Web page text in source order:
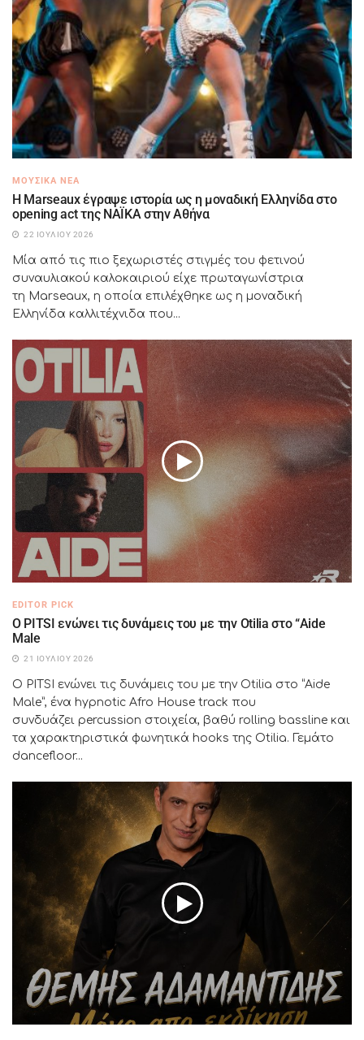
ΜΟΥΣΙΚΆ ΝΈΑ
H Marseaux έγραψε ιστορία ως η μοναδική Ελληνίδα στο
opening act της NAÏKA στην Αθήνα
22 ΙΟΥΛΊΟΥ 2026
Μία από τις πιο ξεχωριστές στιγμές του φετινού
συναυλιακού καλοκαιριού είχε πρωταγωνίστρια
τη Marseaux, η οποία επιλέχθηκε ως η μοναδική
Ελληνίδα καλλιτέχνιδα που...
EDITOR PICK
Ο PITSI ενώνει τις δυνάμεις του με την Otilia στο “Aide
Male
21 ΙΟΥΛΊΟΥ 2026
Ο PITSI ενώνει τις δυνάμεις του με την Otilia στο “Aide
Male”, ένα hypnotic Afro House track που
συνδυάζει percussion στοιχεία, βαθύ rolling bassline και
τα χαρακτηριστικά φωνητικά hooks της Otilia. Γεμάτο
dancefloor...